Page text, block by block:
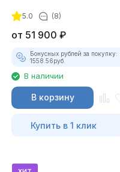
5.0 (8)
от 51 900 ₽
Бонусных рублей за покупку:
1558.56руб.
В наличии
В корзину
Купить в 1 клик